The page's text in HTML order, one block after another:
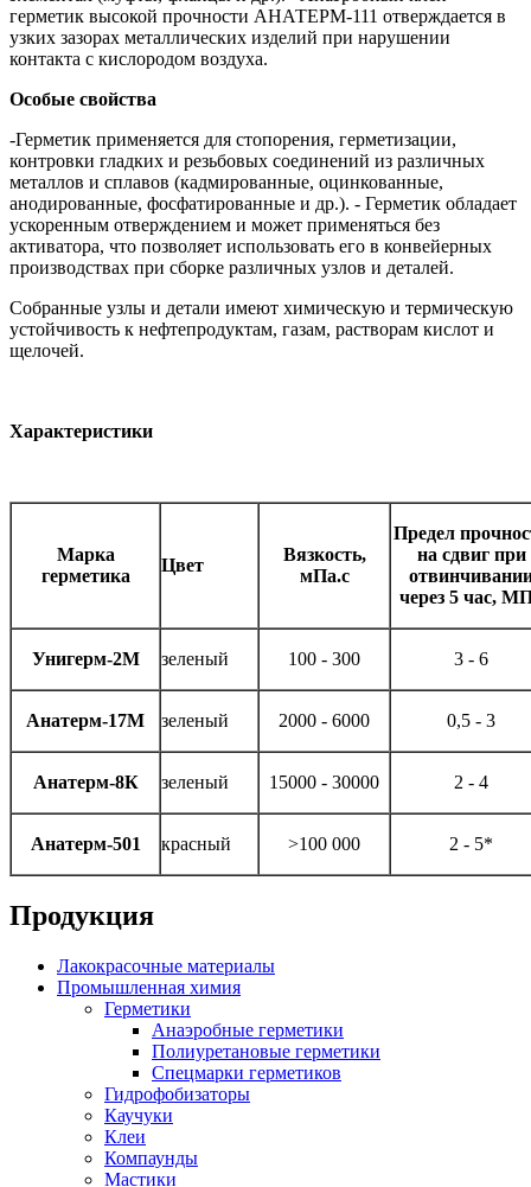
герметик высокой прочности АНАТЕРМ-111 отверждается в
узких зазорах металлических изделий при нарушении
контакта с кислородом воздуха.
Особые свойства
-Герметик применяется для стопорения, герметизации,
контровки гладких и резьбовых соединений из различных
металлов и сплавов (кадмированные, оцинкованные,
анодированные, фосфатированные и др.). - Герметик обладает
ускоренным отверждением и может применяться без
активатора, что позволяет использовать его в конвейерных
производствах при сборке различных узлов и деталей.
Собранные узлы и детали имеют химическую и термическую
устойчивость к нефтепродуктам, газам, растворам кислот и
щелочей.
Характеристики
Марка
герметика
Цвет
Вязкость,
мПа.с
Предел
на сдвиг при
через 5 час,
Унигерм-2М зеленый 100 - 300 3 - 6
Анатерм-17М зеленый 2000 - 6000 0,5 - 3
Анатерм-8К зеленый 15000 - 30000 2 - 4
Анатерм-501 красный >100 000 2 - 5*
Продукция
Лакокрасочные материалы
Промышленная химия
Герметики
Анаэробные герметики
Полиуретановые герметики
Спецмарки герметиков
Гидрофобизаторы
Каучуки
Клеи
Компаунды
Мастики